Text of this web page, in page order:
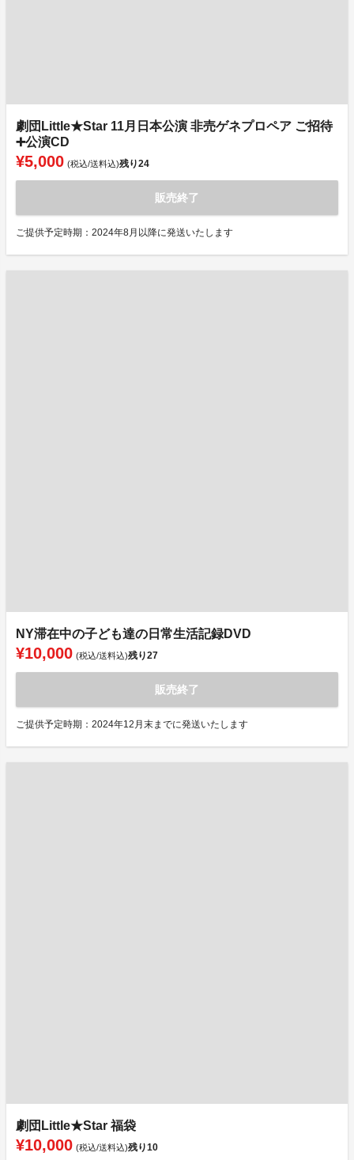
劇団Little★Star 11月日本公演 非売ゲネプロペア ご招待
➕公演CD
¥5,000 (税込/送料込)残り24
販売終了
ご提供予定時期：2024年8月以降に発送いたします
NY滞在中の子ども達の日常生活記録DVD
¥10,000 (税込/送料込)残り27
販売終了
ご提供予定時期：2024年12月末までに発送いたします
劇団Little★Star 福袋
¥10,000 (税込/送料込)残り10